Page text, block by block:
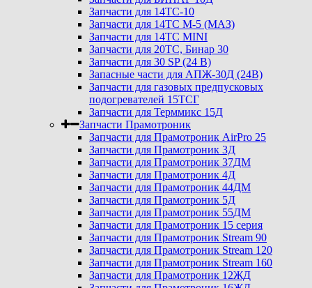
Запчасти для 14ТС-10
Запчасти для 14ТС М-5 (МАЗ)
Запчасти для 14ТС MINI
Запчасти для 20ТС, Бинар 30
Запчасти для 30 SP (24 В)
Запасные части для АПЖ-30Д (24В)
Запчасти для газовых предпусковых
подогревателей 15ТСГ
Запчасти для Терммикс 15Д
Запчасти Прамотроник
Запчасти для Прамотроник AirPro 25
Запчасти для Прамотроник 3Д
Запчасти для Прамотроник 37ДМ
Запчасти для Прамотроник 4Д
Запчасти для Прамотроник 44ДМ
Запчасти для Прамотроник 5Д
Запчасти для Прамотроник 55ДМ
Запчасти для Прамотроник 15 серия
Запчасти для Прамотроник Stream 90
Запчасти для Прамотроник Stream 120
Запчасти для Прамотроник Stream 160
Запчасти для Прамотроник 12ЖД